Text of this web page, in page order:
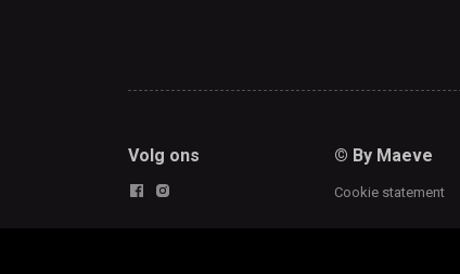
Volg ons © By Maeve
Cookie statement